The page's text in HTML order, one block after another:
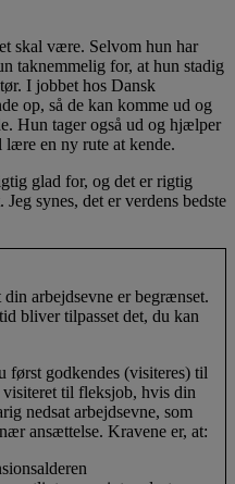
skal være. Selvom hun har
taknemmelig for, at hun stadig
I jobbet hos Dansk
op, så de kan komme ud og
Hun tager også ud og hjælper
lære en ny rute at kende.
glad for, og det er rigtig
synes, det er verdens bedste
arbejdsevne er begrænset.
bliver tilpasset det, du kan
først godkendes (visiteres) til
til fleksjob, hvis din
nedsat arbejdsevne, som
ansættelse. Kravene er, at: